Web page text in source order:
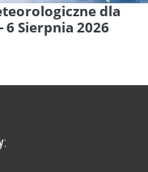
dla
6 Sierpnia 2026